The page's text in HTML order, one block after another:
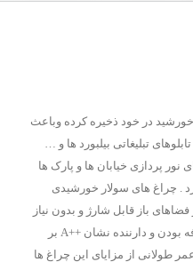
در خود ذخیره کرده وباعث
تبلیغاتی بیلبورد ها و …
پردازی خیابان ها و پارک ها
. چراغ های سولار خورشیدی
باز قابل شارژ و بدون نیاز
به سیم کشی می باشد. مقرون به صرفه بودن و دارننده نشان ++A بر
طولانی از مزایای این چراغ ها